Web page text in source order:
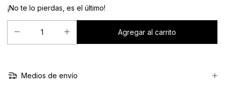
¡No te lo pierdas, es el último!
Medios de envío